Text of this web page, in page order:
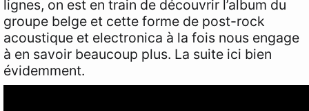
lignes, on est en train de découvrir l’album du
groupe belge et cette forme de post-rock
acoustique et electronica à la fois nous engage
à en savoir beaucoup plus. La suite ici bien
évidemment.